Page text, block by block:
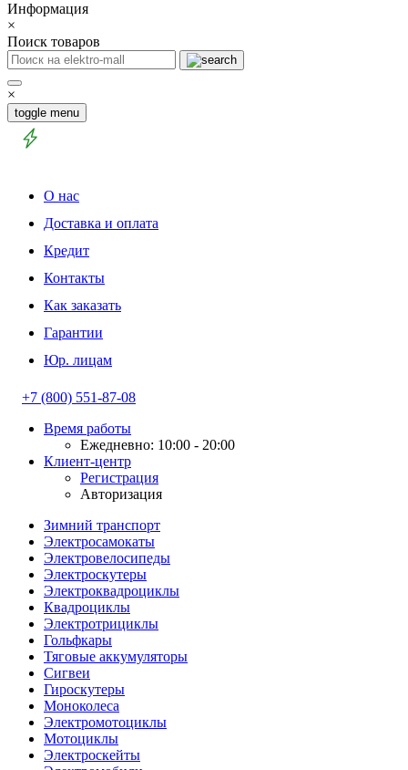
Информация
×
Поиск товаров
×
toggle menu
О нас
Доставка и оплата
Кредит
Контакты
Как заказать
Гарантии
Юр. лицам
+7 (800) 551-87-08
Время работы
Ежедневно: 10:00 - 20:00
Клиент-центр
Регистрация
Авторизация
Зимний транспорт
Электросамокаты
Электровелосипеды
Электроскутеры
Электроквадроциклы
Квадроциклы
Электротрициклы
Гольфкары
Тяговые аккумуляторы
Сигвеи
Гироскутеры
Моноколеса
Электромотоциклы
Мотоциклы
Электроскейты